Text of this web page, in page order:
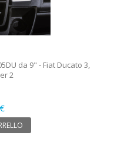
da 9" - Fiat Ducato 3,
2